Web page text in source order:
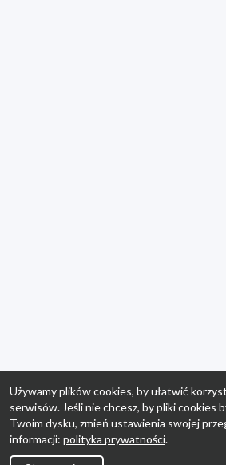
Używamy plików cookies, by ułatwić
serwisów. Jeśli nie chcesz, by pliki cookies
Twoim dysku, zmień ustawienia swojej
informacji: polityka prywatności.